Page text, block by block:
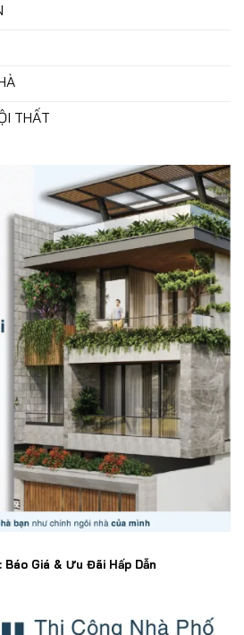
THẤT
Giá & Ưu Đãi Hấp Dẫn